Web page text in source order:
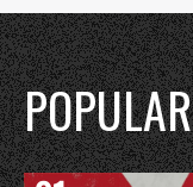
POPULAR